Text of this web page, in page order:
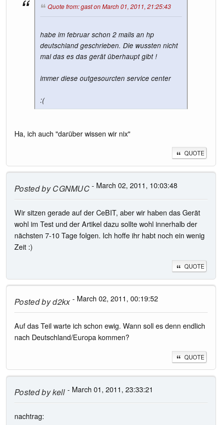
Quote from: gast on March 01, 2011, 21:25:43
habe im februar schon 2 mails an hp
deutschland geschrieben. Die wussten nicht
mal das es das gerät überhaupt gibt !
immer diese outgesourcten service center
:(
Ha, ich auch "darüber wissen wir nix"
QUOTE
Posted byCGNMUC- March 02, 2011, 10:03:48
Wir sitzen gerade auf der CeBIT, aber wir haben das Gerät
wohl im Test und der Artikel dazu sollte wohl innerhalb der
nächsten 7-10 Tage folgen. Ich hoffe ihr habt noch ein wenig
Zeit :)
QUOTE
Posted byd2kx- March 02, 2011, 00:19:52
Auf das Teil warte ich schon ewig. Wann soll es denn endlich
nach Deutschland/Europa kommen?
QUOTE
Posted bykell - March 01, 2011, 23:33:21
nachtrag: